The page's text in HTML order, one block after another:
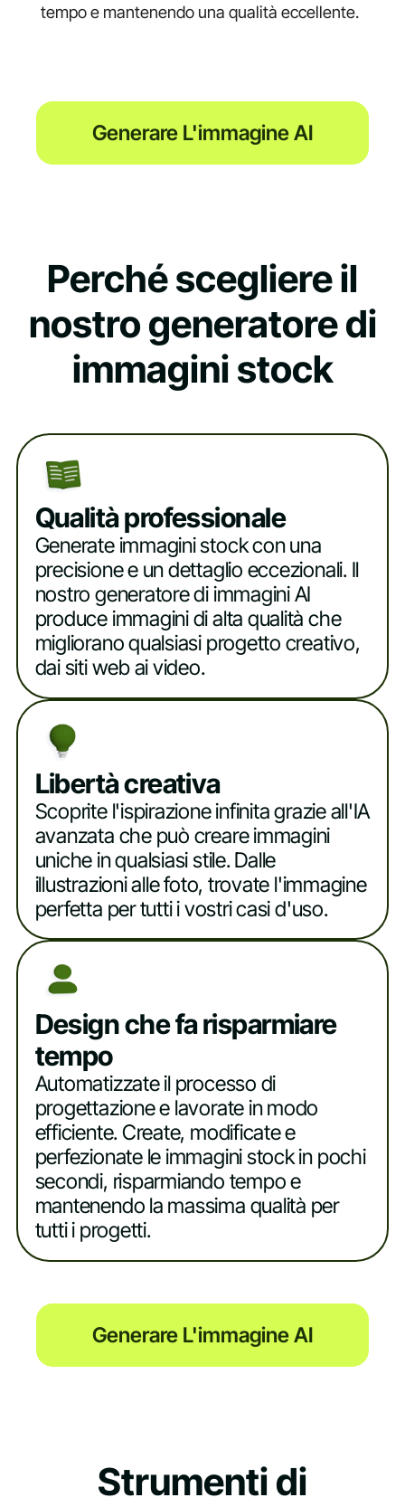
tempo e mantenendo una qualità eccellente.
Generare L'immagine AI
Perché scegliere il
nostro generatore di
immagini stock
Qualità professionale
Generate immagini stock con una
precisione e un dettaglio eccezionali. Il
nostro generatore di immagini AI
produce immagini di alta qualità che
migliorano qualsiasi progetto creativo,
dai siti web ai video.
Libertà creativa
Scoprite l'ispirazione infinita grazie all'IA
avanzata che può creare immagini
uniche in qualsiasi stile. Dalle
illustrazioni alle foto, trovate l'immagine
perfetta per tutti i vostri casi d'uso.
Design che fa risparmiare
tempo
Automatizzate il processo di
progettazione e lavorate in modo
efficiente. Create, modificate e
perfezionate le immagini stock in pochi
secondi, risparmiando tempo e
mantenendo la massima qualità per
tutti i progetti.
Generare L'immagine AI
Strumenti di